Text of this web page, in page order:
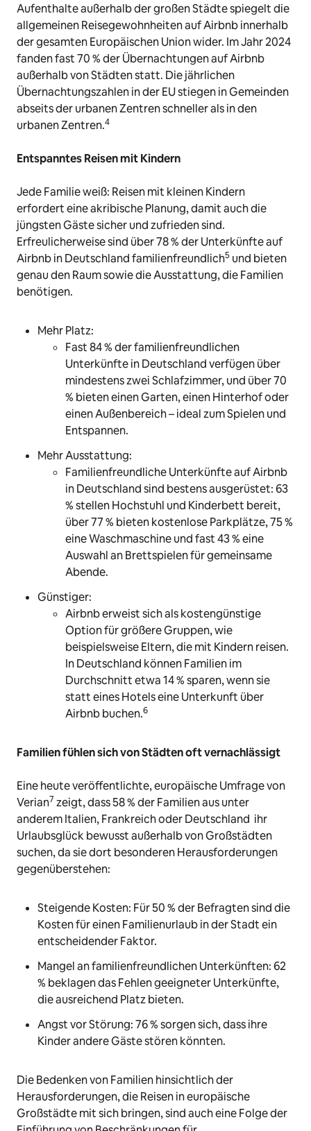
Aufenthalte außerhalb der großen Städte spiegelt die
allgemeinen Reisegewohnheiten auf Airbnb innerhalb
der gesamten Europäischen Union wider. Im Jahr 2024
fanden fast 70 % der Übernachtungen auf Airbnb
außerhalb von Städten statt. Die jährlichen
Übernachtungszahlen in der EU stiegen in Gemeinden
abseits der urbanen Zentren schneller als in den
urbanen Zentren.4
Entspanntes Reisen mit Kindern
Jede Familie weiß: Reisen mit kleinen Kindern
erfordert eine akribische Planung, damit auch die
jüngsten Gäste sicher und zufrieden sind.
Erfreulicherweise sind über 78 % der Unterkünfte auf
Airbnb in Deutschland familienfreundlich5 und bieten
genau den Raum sowie die Ausstattung, die Familien
benötigen.
Mehr Platz:
Fast 84 % der familienfreundlichen
Unterkünfte in Deutschland verfügen über
mindestens zwei Schlafzimmer, und über 70
% bieten einen Garten, einen Hinterhof oder
einen Außenbereich – ideal zum Spielen und
Entspannen.
Mehr Ausstattung:
Familienfreundliche Unterkünfte auf Airbnb
in Deutschland sind bestens ausgerüstet: 63
% stellen Hochstuhl und Kinderbett bereit,
über 77 % bieten kostenlose Parkplätze, 75 %
eine Waschmaschine und fast 43 % eine
Auswahl an Brettspielen für gemeinsame
Abende.
Günstiger:
Airbnb erweist sich als kostengünstige
Option für größere Gruppen, wie
beispielsweise Eltern, die mit Kindern reisen.
In Deutschland können Familien im
Durchschnitt etwa 14 % sparen, wenn sie
statt eines Hotels eine Unterkunft über
Airbnb buchen.6
Familien fühlen sich von Städten oft vernachlässigt
Eine heute veröffentlichte, europäische Umfrage von
Verian7 zeigt, dass 58 % der Familien aus unter
anderem Italien, Frankreich oder Deutschland ihr
Urlaubsglück bewusst außerhalb von Großstädten
suchen, da sie dort besonderen Herausforderungen
gegenüberstehen:
Steigende Kosten: Für 50 % der Befragten sind die
Kosten für einen Familienurlaub in der Stadt ein
entscheidender Faktor.
Mangel an familienfreundlichen Unterkünften: 62
% beklagen das Fehlen geeigneter Unterkünfte,
die ausreichend Platz bieten.
Angst vor Störung: 76 % sorgen sich, dass ihre
Kinder andere Gäste stören könnten.
Die Bedenken von Familien hinsichtlich der
Herausforderungen, die Reisen in europäische
Großstädte mit sich bringen, sind auch eine Folge der